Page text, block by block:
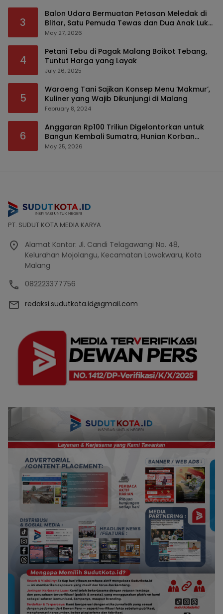
3
Balon Udara Bermuatan Petasan Meledak di
Blitar, Satu Pemuda Tewas dan Dua Anak Luka
Serius
May 27, 2026
4
Petani Tebu di Pagak Malang Boikot Tebang,
Tuntut Harga yang Layak
July 26, 2025
5
Waroeng Tani Sajikan Konsep Menu ‘Makmur’,
Kuliner yang Wajib Dikunjungi di Malang
February 8, 2024
6
Anggaran Rp100 Triliun Digelontorkan untuk
Bangun Kembali Sumatra, Hunian Korban
Bencana Bakal Difokuskan
May 25, 2026
PT. SUDUT KOTA MEDIA KARYA
Alamat Kantor: Jl. Candi Telagawangi No. 48,
Kelurahan Mojolangu, Kecamatan Lowokwaru, Kota
Malang
082223377756
redaksi.sudutkota.id@gmail.com